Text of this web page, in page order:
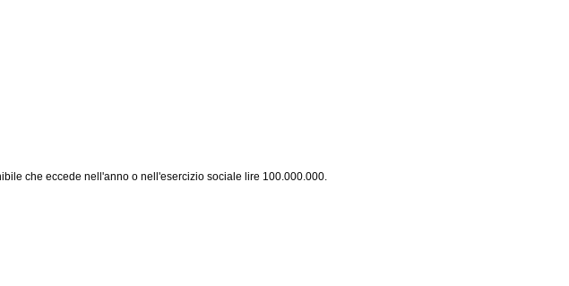
che eccede nell'anno o nell'esercizio sociale lire 100.000.000.